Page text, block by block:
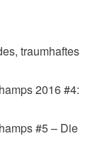
traumhaftes
2016 #4:
#5 – Die